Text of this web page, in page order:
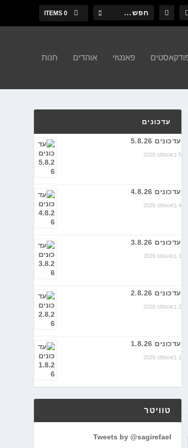
0 ITEMS
פאנטזי אוהדים חנות
עדכונים
עדכונים 5.8.26
5 באוגוסט 2026
עדכונים 4.8.26
4 באוגוסט 2026
עדכונים 3.8.26
3 באוגוסט 2026
עדכונים 2.8.26
2 באוגוסט 2026
עדכונים 1.8.26
1 באוגוסט 2026
טוויטר
Tweets by @sagirefael